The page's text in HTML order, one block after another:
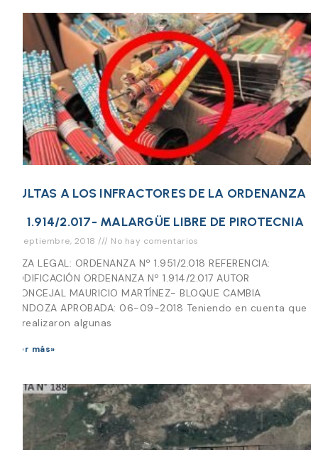
MULTAS A LOS INFRACTORES DE LA ORDENANZA
Nº 1.914/2.017- MALARGÜE LIBRE DE PIROTECNIA
18 septiembre, 2018 No hay comentarios
PIEZA LEGAL: ORDENANZA Nº 1.951/2.018 REFERENCIA:
MODIFICACIÓN ORDENANZA Nº 1.914/2.017 AUTOR
: CONCEJAL MAURICIO MARTÍNEZ- BLOQUE CAMBIA
MENDOZA APROBADA: 06-09-2018 Teniendo en cuenta que
se realizaron algunas
Leer más»